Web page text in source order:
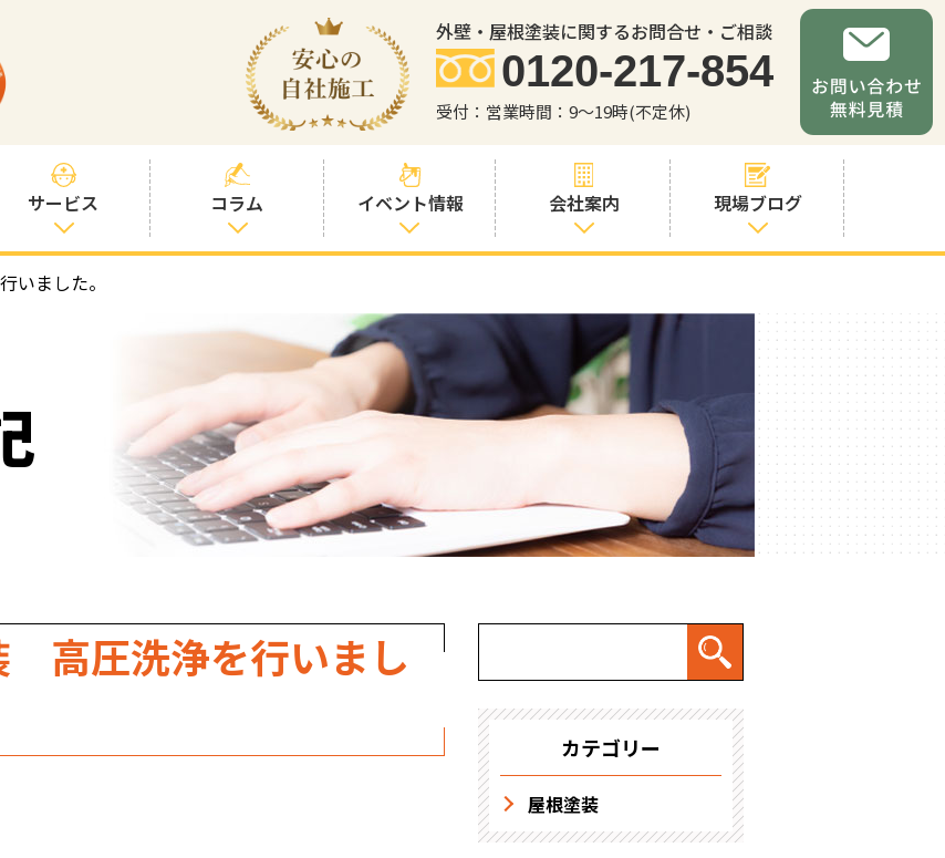
外壁・屋根塗装に関するお問合せ・ご相談
0120-217-854
受付：営業時間：9～19時(不定休)
サービス
装プランと価
客様との交流
大切に
積書の見方
コラム
塗装コラム
塗料コラム
イベント情報 会社案内
職人・スタッフ
紹介
お問い合わせか
らの流れ
求人情報
現場ブログ
ました。
圧洗浄を行いまし
カテゴリー
屋根塗装